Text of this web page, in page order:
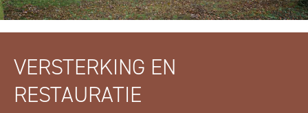
VERSTERKING EN
RESTAURATIE